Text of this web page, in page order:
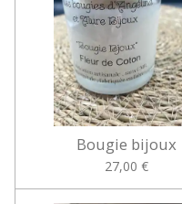
Bougie bijoux
27,00 €